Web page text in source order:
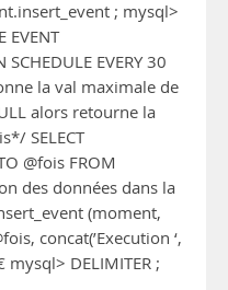
; mysql>
EVENT
EVERY 30
la val maximale de
alors retourne la
SELECT
@fois FROM
des données dans la
(moment,
concat(’Execution ‘,
mysql> DELIMITER ;